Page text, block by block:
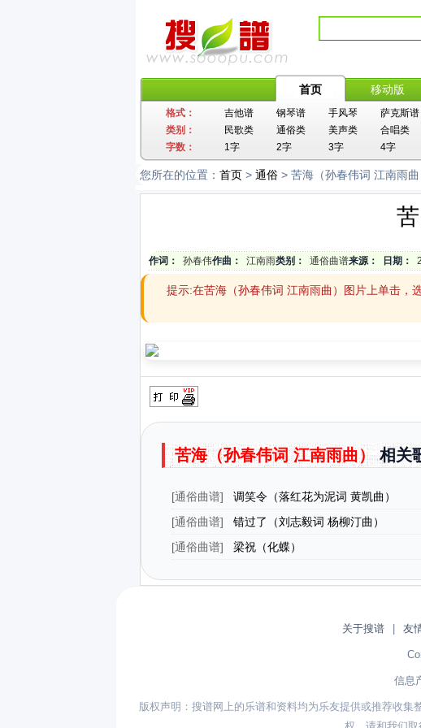
首页 移动版
格式： 吉他谱 钢琴谱 手风琴 萨克斯谱
类别：
民歌类 通俗类 美声类 合唱类
字数：
1字 2字 3字 4字
您所在的位置： 首页 > 通俗 > 苦海（孙春伟词 江南雨
作词： 孙春伟作曲： 江南雨类别： 通俗曲谱来源： 日期：
提示:在苦海（孙春伟词 江南雨曲）图片上单击，
苦海（孙春伟词 江南雨曲）相关
[通俗曲谱] 调笑令（落红花为泥词 黄凯曲）
[通俗曲谱] 错过了（刘志毅词 杨柳汀曲）
[通俗曲谱] 梁祝（化蝶）
关于搜谱 友
信息
版权声明：搜谱网上的乐谱和资料均为乐友提供或推荐收